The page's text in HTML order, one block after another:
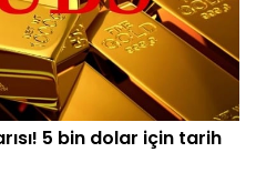
5 bin dolar için tarih